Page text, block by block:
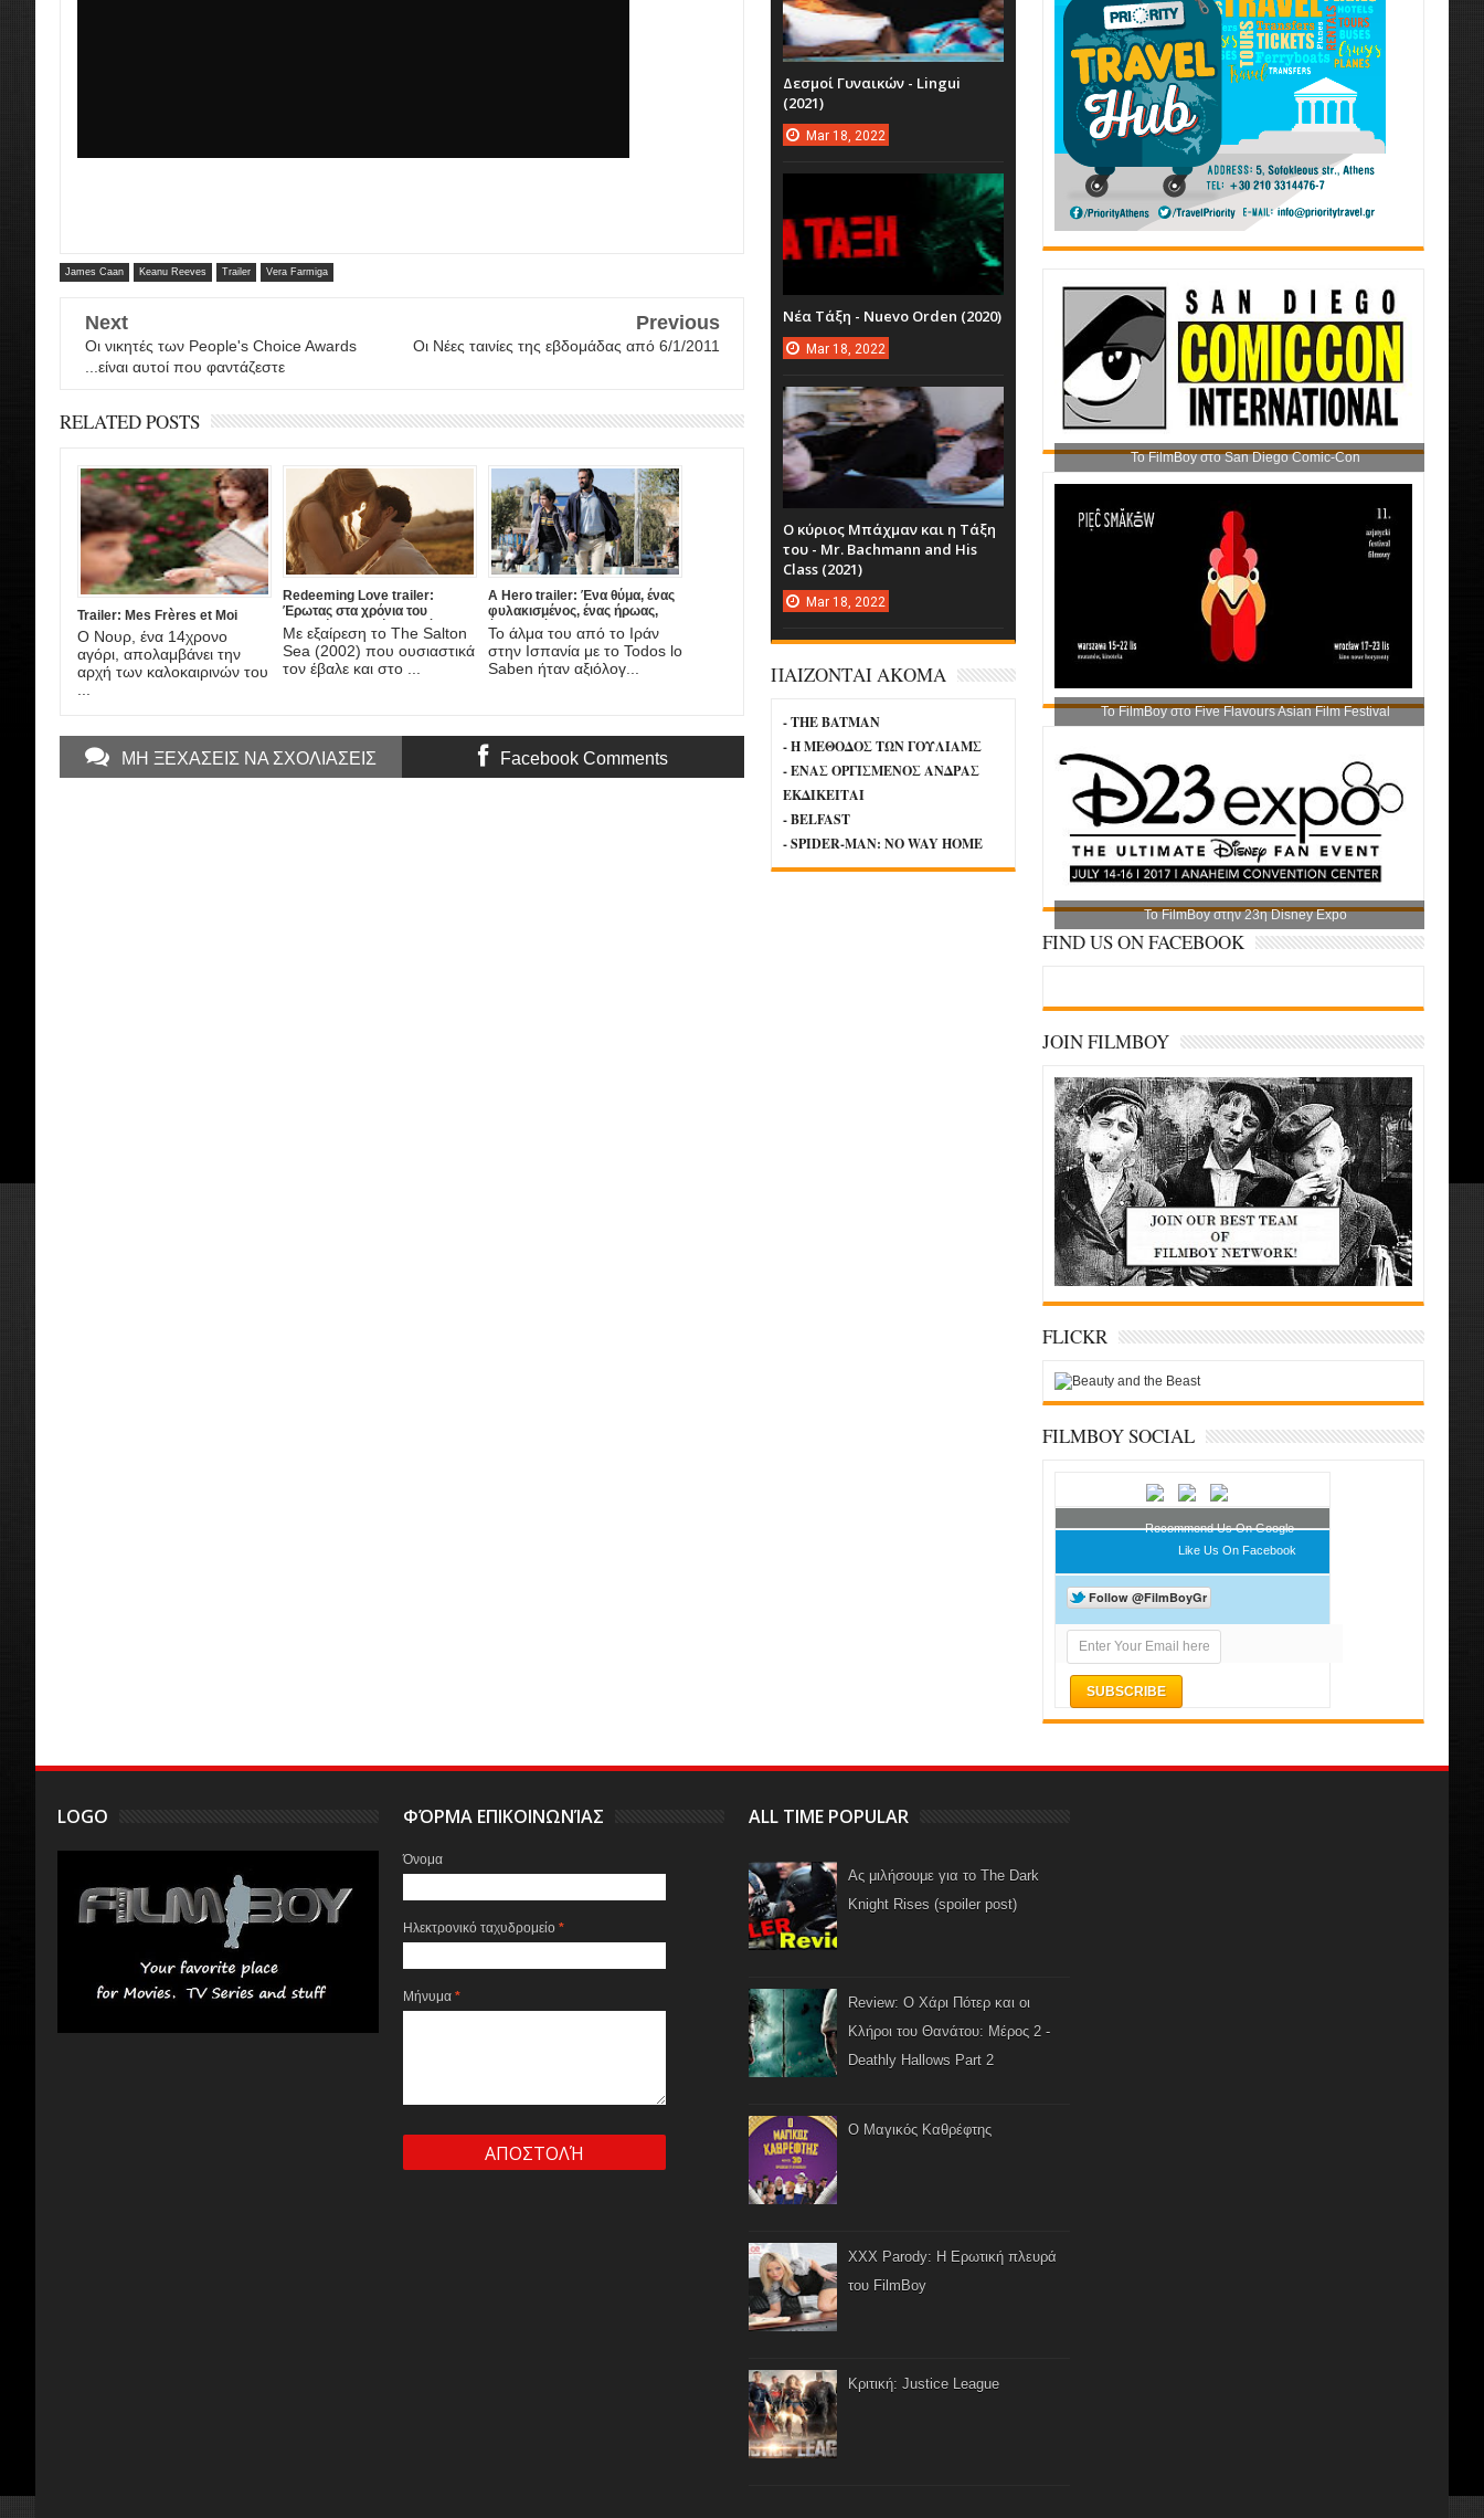
James Caan Keanu Reeves Trailer Vera Farmiga
Next
Οι νικητές των People's Choice Awards
...είναι αυτοί που φαντάζεστε
Previous
Οι Νέες ταινίες της εβδομάδας από 6/1/2011
RELATED POSTS
Trailer: Mes Frères et Moi
Ο Νουρ, ένα 14χρονο
αγόρι, απολαμβάνει την
αρχή των καλοκαιρινών του
Redeeming Love trailer:
Έρωτας στα χρόνια του
Χρυσού Πυρετού, στη νέα
ταινία του DJ Caruso
Με εξαίρεση το The Salton
Sea (2002) που ουσιαστικά
τον έβαλε και στο ...
A Hero trailer: Ένα θύμα, ένας
φυλακισμένος, ένας ήρωας,
ένας πατέρας. Έρχεται στο
Amazon η νέα ταινία του
Asghar Farhadi!
Το άλμα του από το Ιράν
στην Ισπανία με το Todos lo
Saben ήταν αξιόλογ...
ΜΗ ΞΕΧΑΣΕΙΣ ΝΑ ΣΧΟΛΙΑΣΕΙΣ Facebook Comments
Το FilmBoy στο San Diego Comic-Con
Το FilmBoy στο Five Flavours Asian Film Festival
Το FilmBoy στην 23η Disney Expo
FIND US ON FACEBOOK
JOIN FILMBOY
FLICKR
FILMBOY SOCIAL
Recommend Us On Google
Like Us On Facebook
Δεσμοί Γυναικών - Lingui
(2021)
Mar 18, 2022
Νέα Τάξη - Nuevo Orden (2020)
Mar 18, 2022
Ο κύριος Μπάχμαν και η Τάξη
του - Mr. Bachmann and His
Class (2021)
Mar 18, 2022
ΠΑΙΖΟΝΤΑΙ ΑΚΟΜΑ
- THE BATMAN
- Η ΜΕΘΟΔΟΣ ΤΩΝ ΓΟΥΛΙΑΜΣ
- ΕΝΑΣ ΟΡΓΙΣΜΕΝΟΣ ΑΝΔΡΑΣ
ΕΚΔΙΚΕΙΤΑΙ
- BELFAST
- SPIDER-MAN: NO WAY HOME
LOGO ΦΌΡΜΑ ΕΠΙΚΟΙΝΩΝΊΑΣ
Όνομα
Ηλεκτρονικό ταχυδρομείο*
Μήνυμα*
ALL TIME POPULAR
Ας μιλήσουμε για το The Dark
Knight Rises (spoiler post)
Review: Ο Χάρι Πότερ και οι
Κλήροι του Θανάτου: Μέρος 2 -
Deathly Hallows Part 2
Ο Μαγικός Καθρέφτης
XXX Parody: Η Ερωτική πλευρά
του FilmBoy
Κριτική: Justice League